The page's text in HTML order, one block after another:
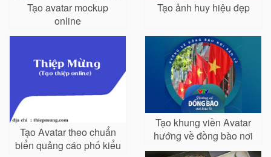
Tạo avatar mockup
online
Tạo ảnh huy hiệu đẹp
Tạo Avatar theo chuẩn
biển quảng cáo phố kiểu
Tạo khung viền Avatar
hướng về đồng bào nơi
bão lũ